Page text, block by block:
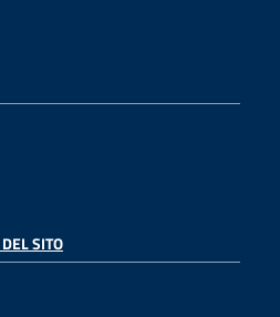
SITO